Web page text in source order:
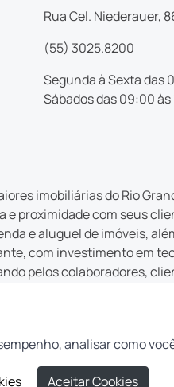
Rua Cel. Niederauer,
(55) 3025.8200
Segunda à Sexta das
Sábados das 09:00 às
imobiliárias do Rio
proximidade com seus
e aluguel de imóveis,
com investimento em
pelos colaboradores,
analisar como
Aceitar Cookies